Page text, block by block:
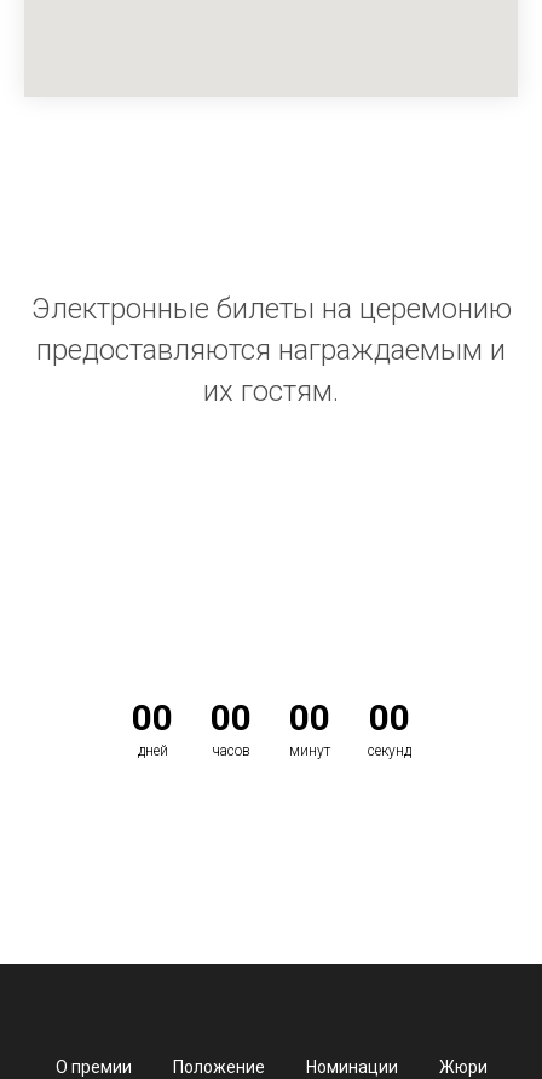
Электронные билеты на церемонию
предоставляются награждаемым и
их гостям.
00
дней
00
часов
00
минут
00
секунд
О премии Положение Номинации Жюри